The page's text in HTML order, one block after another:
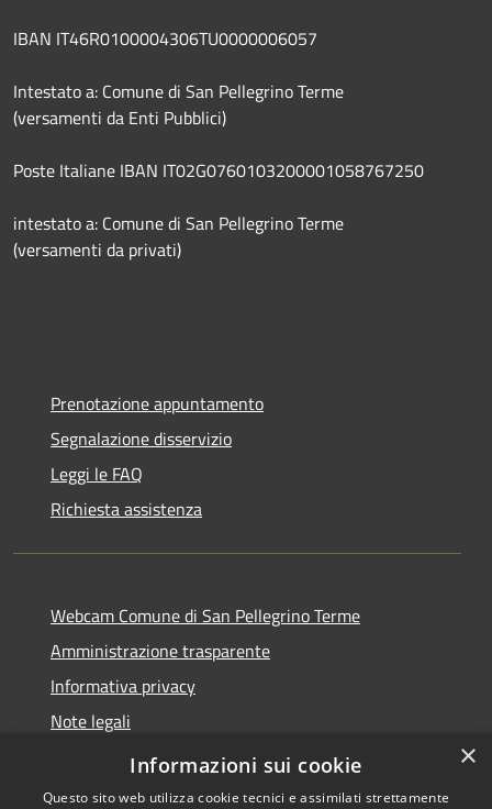
IBAN IT46R0100004306TU0000006057
Intestato a: Comune di San Pellegrino Terme
(versamenti da Enti Pubblici)
Poste Italiane IBAN IT02G0760103200001058767250
intestato a: Comune di San Pellegrino Terme
(versamenti da privati)
Prenotazione appuntamento
Segnalazione disservizio
Leggi le FAQ
Richiesta assistenza
Webcam Comune di San Pellegrino Terme
Amministrazione trasparente
Informativa privacy
Note legali
Dichiarazione di accessibilità
×
Informazioni sui cookie
Questo sito web utilizza cookie tecnici e assimilati strettamente